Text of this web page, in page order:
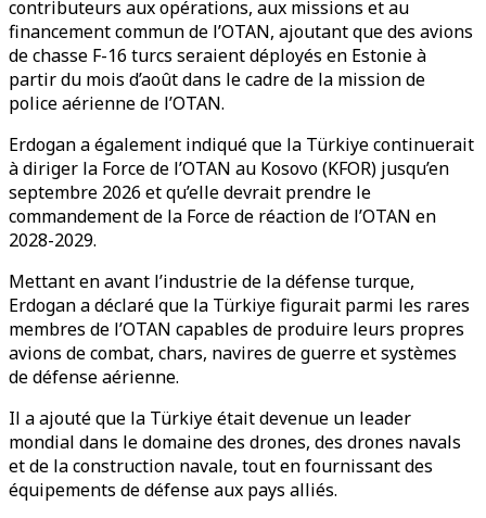
contributeurs aux opérations, aux missions et au
financement commun de l’OTAN, ajoutant que des avions
de chasse F-16 turcs seraient déployés en Estonie à
partir du mois d’août dans le cadre de la mission de
police aérienne de l’OTAN.
Erdogan a également indiqué que la Türkiye continuerait
à diriger la Force de l’OTAN au Kosovo (KFOR) jusqu’en
septembre 2026 et qu’elle devrait prendre le
commandement de la Force de réaction de l’OTAN en
2028-2029.
Mettant en avant l’industrie de la défense turque,
Erdogan a déclaré que la Türkiye figurait parmi les rares
membres de l’OTAN capables de produire leurs propres
avions de combat, chars, navires de guerre et systèmes
de défense aérienne.
Il a ajouté que la Türkiye était devenue un leader
mondial dans le domaine des drones, des drones navals
et de la construction navale, tout en fournissant des
équipements de défense aux pays alliés.